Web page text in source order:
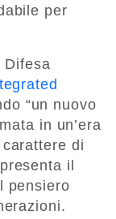
per
Difesa
“un nuovo
in un’era
di
il
pensiero